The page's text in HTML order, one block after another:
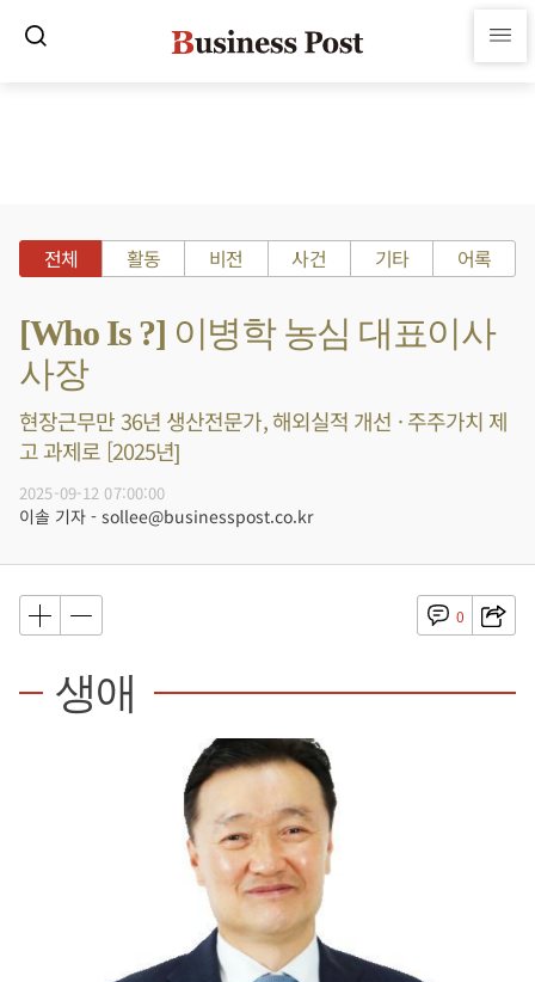
전체 활동 비전 사건 기타 어록
[Who Is ?] 이병학 농심 대표이사
사장
현장근무만 36년 생산전문가, 해외실적 개선 · 주주가치 제
고 과제로 [2025년]
2025-09-12 07:00:00
이솔 기자 - sollee@businesspost.co.kr
0
생애